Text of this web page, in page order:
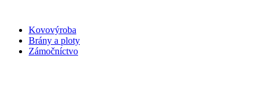
obsah
Kovovýroba
Brány a ploty
Zámočníctvo